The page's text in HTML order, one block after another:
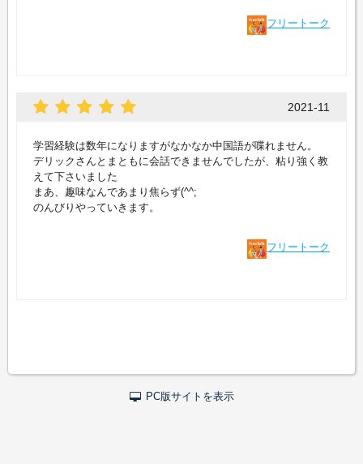
フリートーク
2021-11
学習経験は数年になりますがなかなか中国語が喋れません。
デリックさんとまともに会話できませんでしたが、粘り強く教
えて下さいました
まあ、趣味なんであまり焦らず(^^;
のんびりやっていきます。
フリートーク
PC版サイトを表示